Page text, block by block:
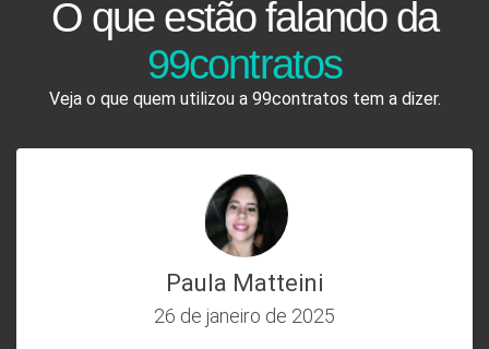
O que estão falando da
99contratos
Veja o que quem utilizou a 99contratos tem a dizer.
Paula Matteini
26 de janeiro de 2025